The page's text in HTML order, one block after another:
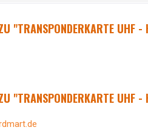
"TRANSPONDERKARTE UHF
"TRANSPONDERKARTE UHF